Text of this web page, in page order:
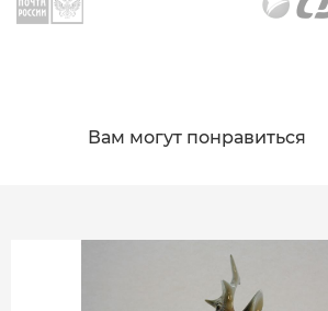
Вам могут понравиться